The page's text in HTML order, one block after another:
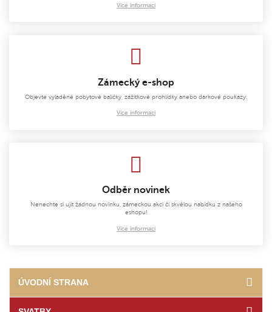
Více informací
Zámecký e-shop
Objevte vyladěné pobytové balíčky, zážitkové prohlídky anebo dárkové poukazy.
Více informací
Odběr novinek
Nenechte si ujít žádnou novinku, zámeckou akci či skvělou nabídku z našeho
eshopu!
Více informací
ÚVODNÍ STRANA